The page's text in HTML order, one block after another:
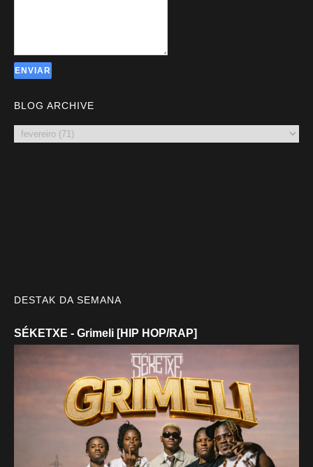
BLOG ARCHIVE
DESTAK DA SEMANA
SÉKETXE - Grimeli [HIP HOP/RAP]